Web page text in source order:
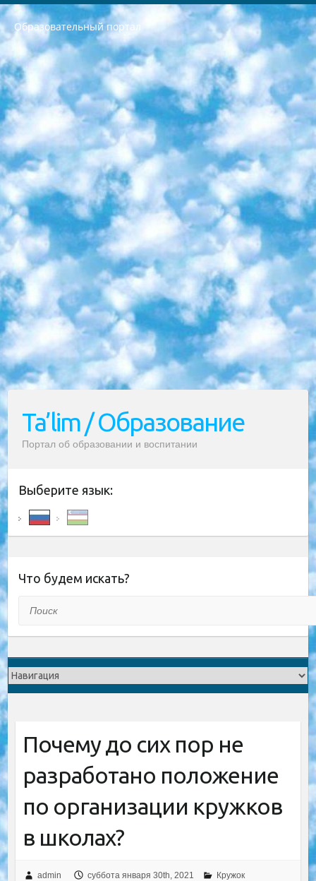
Образовательный портал
РЕСПУБЛИКА УЗБЕКИСТАН МИНИСТРЕРСТВО ДОШКОЛЬНОГО И ШКОЛЬНОГО ОБРАЗОВАНИЯ КОМАНДА в общеобразовательных учреждениях в 2023-2024 учебном году организация и проведение итоговой государственной аттестации обучающихся о Министра дошкольного и школьного образования Республики Узбекистан от 4 марта 2008 года (постановлением Минюста от 20 марта 2008 года № 1778 государственной регистрации) «Итоговое состояние учащихся общего среднего образования на основании положения об утверждении положения об аттестации общего среднего образования выпускной экзамен студентов в образовательных учреждениях в 2023-2024 учебном году В целях организации и прохождения аттестации приказываю: 1. Следующее: перечень предметов, по которым будет проводиться итоговая государственная аттестация и экзамен формы перевода согласно приложению 1; сертификаты международного образца, оценивающие уровень владения иностранными языками перечень согласно приложению 2; 2. Педагогический при специализированных образовательных учреждениях. научно-практический центр квалификации и международной оценки (Д.Давидова) 2024 г. До 25 марта: задания по предметам, по которым будет проводиться итоговая аттестация разработка и утверждение технических условий; итоговая аттестация на основании разработанного предметного задания разработка вопросов по предметам (устно и письменно), экзамен передача; общеобразовательные средние школы и специальные учебные заведения учащиеся выпускных классов школ и интернатов в агентской системе подготовка базы данных экзаменационных материалов и критериев оценки; перевод базы экзаменационных материалов на все языки обучения подать в Республиканский образовательный центр для изготовления; варианты экзаменов на основе разработанных контрольных материалов пусть будут поставлены задачи формирования. 3. Республиканский образовательный центр (Ш.Худайкулов) до 5 апреля 2024 года. до: база данных предоставленных экзаменационных материалов на все языки обучения перевод и экспертиза; для слепых, слабовидящих, глухих, слабослышащих и умственно отсталых детей учащиеся выпускных классов специализированных школ и школ-интернатов база данных экзаменационных материалов на всех преподаваемых языках подготовка критериев оценки; специализированные школы для умственно отсталых детей и технологии для учащихся выпускных классов школ-интернатов разработка соответствующих рекомендаций и критериев проведения ЕГЭ по естествознанию давать задания. 4. Педагогический при специализированных образовательных учреждениях. Научно-практический центр навыков и международной оценки (Д.Давидова), Республика образовательный центр (Худайкулов Ш.) итоговый государственный аттестационный экзамен ориентирован на творческое и логическое мышление при подготовке базы материалов учитывать введение заданий. 5. Следует отметить, что: сертификат государственного образца о знании общеобразовательного предмета и как минимум национальный уровень B1 по предметам на иностранных языках, указанным в Приложении 2. или международно признанный сертификат эквивалентного уровня студенты, изучающие определенный предмет, освобождаются от экзамена; по соответствующим предметам запланирована итоговая государственная аттестация за день до дня, путем жеребьевки Рабочей группой (в письменной форме по предметам, проводимым в форме) из числа сформированных вариантов выбрано 2 варианта; 2 выбранных варианта экзамена анонсированы на официальном сайте министерства и все выпускники по всей стране на основе этих вариантов проводит итоговую государственную аттестацию. 6. Государственное образование учащихся средних общеобразовательных учреждений. знания в соответствии с квалификационными требованиями, которые необходимо приобрести на основании стандартов итоговый (выпускной) контроль для 9 и 11 классов в целях тестирования Экзамены (далее – экзамены) состоят из предметов, перечисленных в приложении 1. будет сделано. 7. Экзамены пройдут с 26 мая по 15 июня 2024 г. (кроме науки физического воспитания). 8. Физическая для учащихся 9 классов общесредних образовательных учреждений. Экзамены по предмету «Образование, квалификация медицина» 1-6 мая 2024 года. сотрудники перевести под присмотр (с отклонениями в физическом или умственном развитии) специализированная школа для детей, школы-интернаты и со сколиозом школы-интернаты санаторного типа для больных детей исключены). 9. Он был слепым, слабовидящим и имел нарушения опорно-двигательного аппарата. экзамены в специализированных школах и интернатах для детей должны проводиться исходя из требований, предъявляемых к общеобразовательным учреждениям (физкультура кроме науки). 10. Специализированная школа для глухих и слабослышащих детей. и экзамены в интернатах и быть реализован в виде письменного теста по математике. 11. Специальность для умственно отсталых детей. Для 9 класса Родной язык и литературное письмо Государственный язык (язык обучения – узбекский). для неклассов) написано Математическое письмо Письменная/устная история Узбекистана Физическое воспитание практично Итоговый контроль Для 11 класса Написание родного языка и литературы (эссе) Математическое письмо Узбекский язык (обучение на узбекском языке) не посещающее общее среднее образование для учреждений)/Образовательное учреждение выбор письменный и устный Иностранный язык письменный/устный Письменная/устная история Узбекистана *По выбору студента:  Химия  Физика  Основы государственного права  География 10 бесплатных образовательных ресурсов - Мы составили подборку онлайн-проектов с интерактивными упражнениями, видеолекциями и статьями. Они помогут вам обрести новые и освежить старые знания бесплатно. 1. «ИНТУИТ» Старейшая образовательная площадка Рунета. Здесь вы найдёте сотни текстовых и видеокурсов на десятки различных тем — от программирования до психологии. Многие курсы подготовлены российскими университетами и крупными международными компаниями вроде Intel и Microsoft. Самостоятельное обучение бесплатное, но желающие могут оплатить услуги персональных наставников. 2. «Смартия» знакомит с актуальными профессиями и подсказывает, как им обучаться. Выбрав заинтересовавшую вас специальность — SMM-специалист, фотограф, веб-дизайнер или другую, — увидите список необходимых для неё умений. Чтобы вы могли освоить их самостоятельно, для каждого умения площадка отображает подборку ссылок на учебные материалы. Хотя «Смартия» ориентируется на русскоязычную аудиторию, часть контента всё же доступна только на английском. 3. «Лекторий Физтеха» Проект Московского физико-технического института (Физтеха). С его помощью вы можете смотреть онлайн серии лекций, записанные на видео в этом вузе. В числе доступных предметов — физика, биология, химия, информационные технологии и другие. К некоторым лекциям администрация ресурса прилагает готовые конспекты, которые можно скачивать в PDF-формате. 4. ITMOcourses Онлайн-площадка Санкт-Петербургского национального исследовательского университета информационных технологий, механики и оптики (ИТМО). Ресурс предоставляет свободный доступ к курсам, разработанным в этом вузе. Каталог материалов разбит на четыре категории: «Оптические системы и технологии», «Приборостроение и робототехника», «Информационные технологии» и «Биотехнологии». Курсы состоят из видеолекций, интерактивных демонстраций и заданий. 5. «КиберЛенинка» Электронная научная библиотека открытого доступа. Каталог площадки регулярно обрастает текстами статей из различных научных изданий. Сгруппированные по журналам и рубрикам публикации можно читать онлайн или скачивать целиком в PDF-формате. Проект нацелен на популяризацию науки за счёт открытого доступа к качественной информации. 6. «ПостНаука» На этом ресурсе публикуют подборки видеолекций, составленные экспертами из разных отраслей и объединённые общими темами. Среди них, к примеру, есть серии «Биоинформатика и геномика», «Культура средневековой Скандинавии» и Cinema Studies о теории кино. Каждая подборка лекций — логически связанная история, рассказанная экспертом от первого лица. Кроме того, на сайте появляются научно-образовательные статьи и тесты на разные темы. 7. «Newочём» Команда проекта «Newочём» отбирает самые интересные тексты из англоязычных СМИ и переводит те из них, за которые голосуют участники сообщества «ВКонтакте». По большей части это научно-популярные статьи. Редакторы придумывают лишь заголовки, в остальном содержание переводов соответствует оригиналам. Полные тексты можно читать прямо в социальной сети. 8. InternetUrok Онлайн-база материалов по основным дисциплинам школьной программы. Информация на сайте структурирована по классам, предметам и темам (урокам). Каждый урок состоит из видеолекций и конспектов. Есть также интерактивные тренажёры и тесты для закрепления пройденного материала. Даже если вы давно окончили школу, возможность повторить программу старших классов всегда может пригодиться. 9. Edutainme Ещё один ресурс об образовании. В отличие от Newtonew, как мне кажется, Edutainme больше ориентируется на представителей индустрии: педагогов, предпринимателей, разработчиков образовательных проектов. Но и любой, кто просто стремится к саморазвитию, найдёт на сайте много полезного и интересного для себя. Например, информацию о новых курсах и образовательных сервисах. 10. Newtonew Онлайн-медиа об образовании и обучении в широком смысле. Авторы Newtonew пишут об инструментах, заведениях, тактиках и стратегиях, которые помогают учить других и получать новые знания самостоятельно. На этой площадке вы найдёте новости, обзоры, аналитические мат
Ta’lim / Образование
Портал об образовании и воспитании
Выберите язык:
Что будем искать?
Почему до сих пор не
разработано положение
по организации кружков
в школах?
admin суббота января 30th, 2021
Кружок